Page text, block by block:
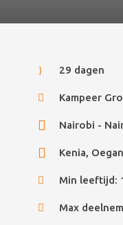
29 dagen
Kampeer
Nairobi -
Kenia,
Min leeftijd:
Max